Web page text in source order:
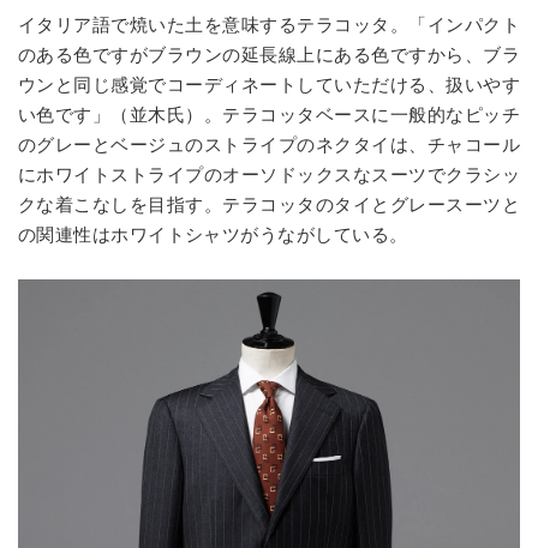
イタリア語で焼いた土を意味するテラコッタ。「インパクト
のある色ですがブラウンの延長線上にある色ですから、ブラ
ウンと同じ感覚でコーディネートしていただける、扱いやす
い色です」（並木氏）。テラコッタベースに一般的なピッチ
のグレーとベージュのストライプのネクタイは、チャコール
にホワイトストライプのオーソドックスなスーツでクラシッ
クな着こなしを目指す。テラコッタのタイとグレースーツと
の関連性はホワイトシャツがうながしている。